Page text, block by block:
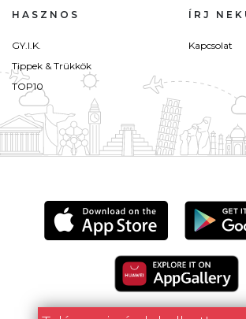
HASZNOS
GY.I.K.
Tippek & Trükkök
TOP10
ÍRJ
Kapcsolat